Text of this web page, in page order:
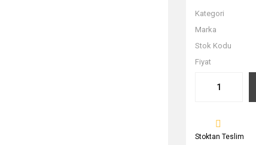
Kategori
Marka
Stok Kodu
Fiyat
Stoktan Teslim